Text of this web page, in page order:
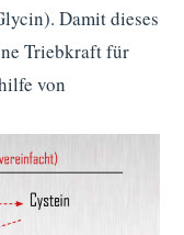
Damit dieses
Triebkraft für
von